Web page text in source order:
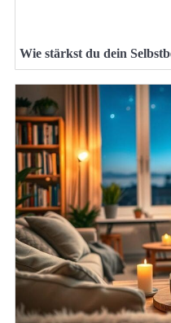
Wie stärkst du dein